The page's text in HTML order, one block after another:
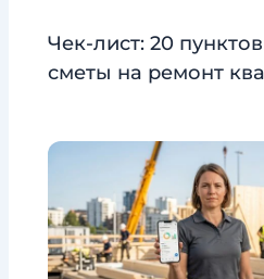
Чек-лист: 20
сметы на ремонт